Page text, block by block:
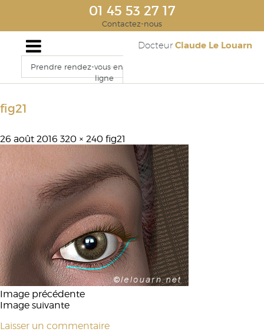
01 45 53 27 17
Contactez-nous
Docteur Claude Le Louarn
Prendre rendez-vous en
ligne
fig21
26 août 2016 320 × 240 fig21
Image précédente
Image suivante
Laisser un commentaire